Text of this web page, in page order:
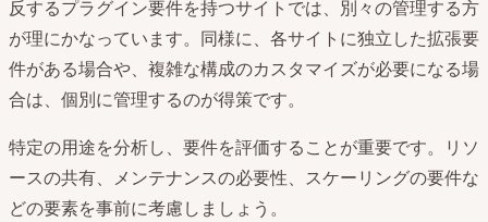
反するプラグイン要件を持つサイトでは、別々の管理する方
が理にかなっています。同様に、各サイトに独立した拡張要
件がある場合や、複雑な構成のカスタマイズが必要になる場
合は、個別に管理するのが得策です。
特定の用途を分析し、要件を評価することが重要です。リソ
ースの共有、メンテナンスの必要性、スケーリングの要件な
どの要素を事前に考慮しましょう。